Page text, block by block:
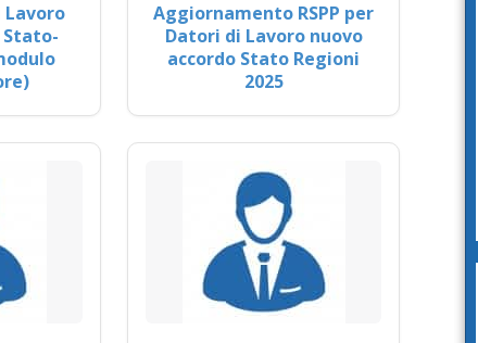
Lavoro
Stato-
Aggiornamento RSPP per
Datori di Lavoro nuovo
accordo Stato Regioni
2025